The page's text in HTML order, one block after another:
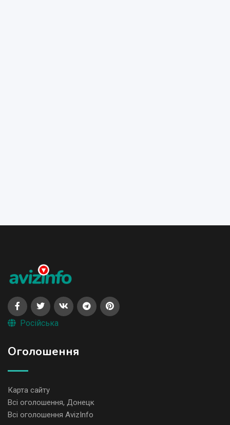
Російська
Оголошення
Карта сайту
Всі оголошення, Донецк
Всі оголошення AvizInfo